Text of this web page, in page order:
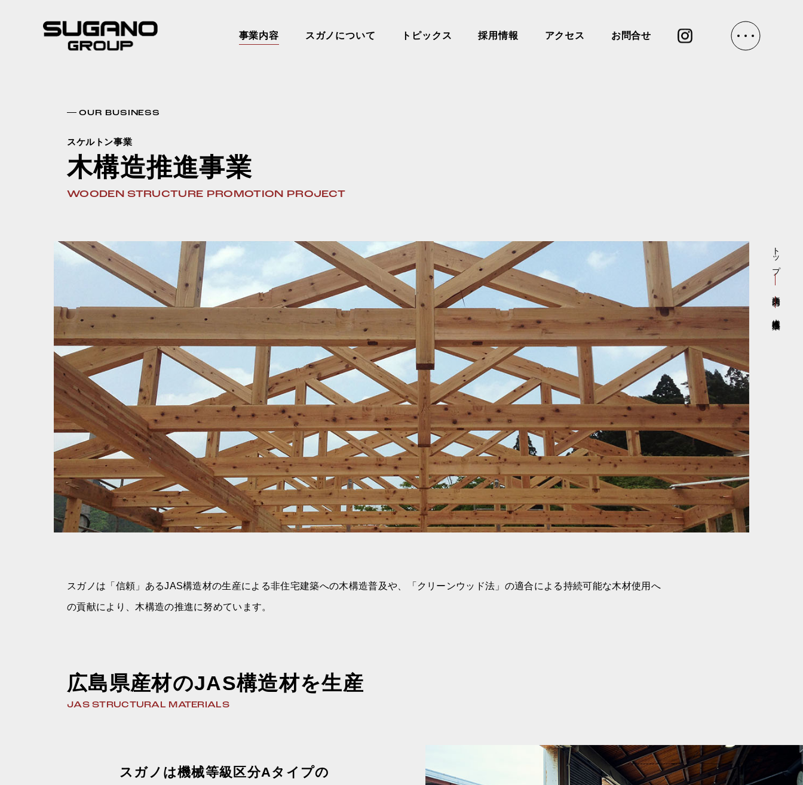
事業内容 スガノについて トピックス 採用情報 アクセス お問合せ
OUR BUSINESS
スケルトン事業
木構造推進事業
WOODEN STRUCTURE PROMOTION PROJECT
トップ
スガノは「信頼」あるJAS構造材の生産による非住宅建築への木構造普及や、「クリーンウッド法」の適合による持続可能な木材使用へ
の貢献により、木構造の推進に努めています。
広島県産材のJAS構造材を生産
JAS STRUCTURAL MATERIALS
スガノは機械等級区分Aタイプの